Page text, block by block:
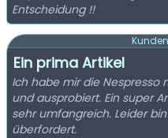
Entscheidung !!
Ein prima Artikel
Ich habe mir die Nespresso
und ausprobiert. Ein super
sehr umfangreich. Leider
überfordert.